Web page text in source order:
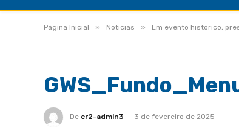
Página Inicial » Notícias » Em evento histórico,
De cr2-admin3 3 de fevereiro de 2025